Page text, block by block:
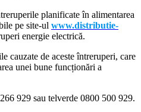
planificate în alimentarea
pe site-ul www.distributie-
energie electrică.
cauzate de aceste întreruperi, care
unei bune funcționări a
929 sau telverde 0800 500 929.